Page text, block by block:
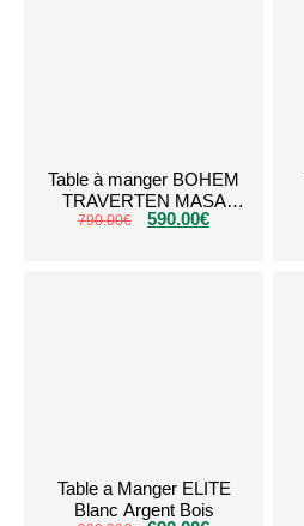
Table à manger BOHEM
TRAVERTEN MASA
Beige
790.00€ 590.00€
Table a Manger ELITE
Blanc Argent Bois